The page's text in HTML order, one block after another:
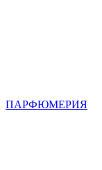
ПАРФЮМЕРИЯ